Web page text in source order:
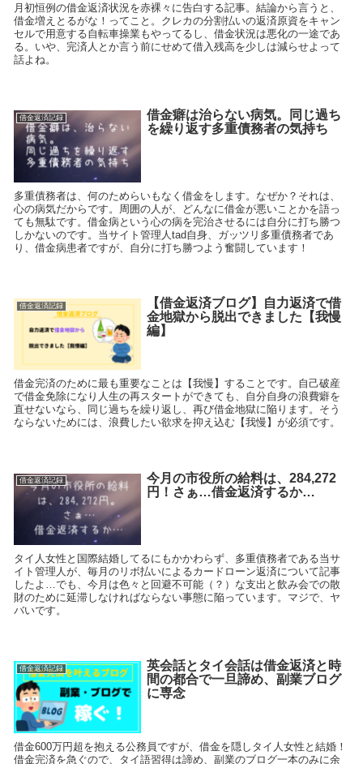
月初恒例の借金返済状況を赤裸々に告白する記事。結論から言うと、
借金増えとるがな！ってこと。クレカの分割払いの返済原資をキャン
セルで用意する自転車操業もやってるし、借金状況は悪化の一途であ
る。いや、完済人とか言う前にせめて借入残高を少しは減らせよって
話よね。
借金返済記録
借金癖は治らない病気。同じ過ち
を繰り返す多重債務者の気持ち
多重債務者は、何のためらいもなく借金をします。なぜか？それは、
心の病気だからです。周囲の人が、どんなに借金が悪いことかを語っ
ても無駄です。借金病という心の病を完治させるには自分に打ち勝つ
しかないのです。当サイト管理人tad自身、ガッツリ多重債務者であ
り、借金病患者ですが、自分に打ち勝つよう奮闘しています！
借金返済記録
【借金返済ブログ】自力返済で借
金地獄から脱出できました【我慢
編】
借金完済のために最も重要なことは【我慢】することです。自己破産
で借金免除になり人生の再スタートができても、自分自身の浪費癖を
直せないなら、同じ過ちを繰り返し、再び借金地獄に陥ります。そう
ならないためには、浪費したい欲求を抑え込む【我慢】が必須です。
借金返済記録
今月の市役所の給料は、284,272
円！さぁ…借金返済するか…
タイ人女性と国際結婚してるにもかかわらず、多重債務者である当サ
イト管理人が、毎月のリボ払いによるカードローン返済について記事
したよ…でも、今月は色々と回避不可能（？）な支出と飲み会での散
財のために延滞しなければならない事態に陥っています。マジで、ヤ
バいです。
借金返済記録
英会話とタイ会話は借金返済と時
間の都合で一旦諦め、副業ブログ
に専念
借金600万円超を抱える公務員ですが、借金を隠しタイ人女性と結婚！
借金完済を急ぐので、タイ語習得は諦め、副業のブログ一本のみに余